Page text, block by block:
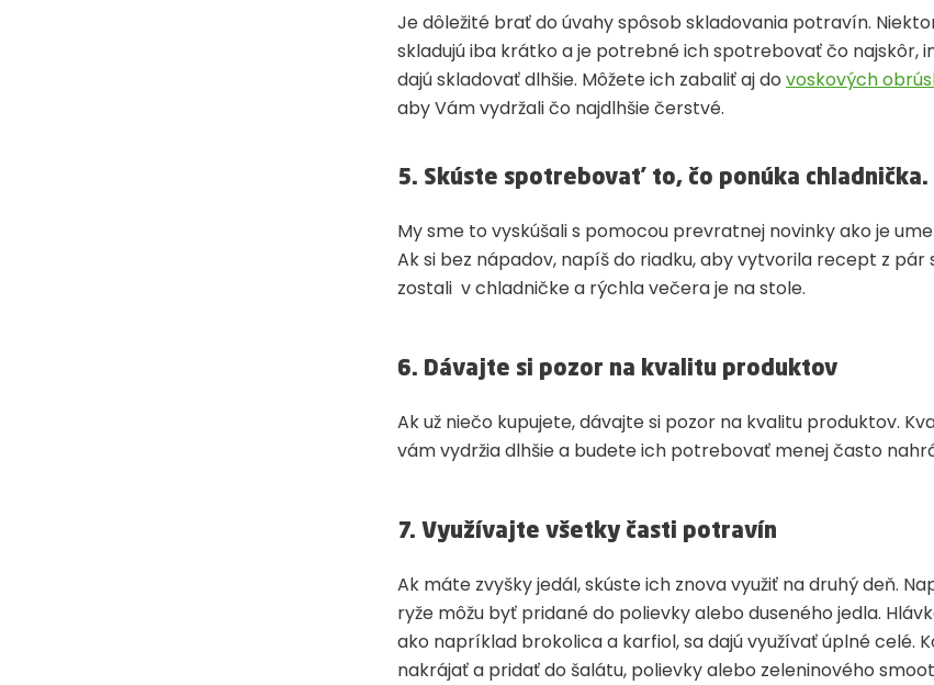
Je dôležité brať do úvahy spôsob skladovania potravín.
skladujú iba krátko a je potrebné ich spotrebovať čo najskôr,
dajú skladovať dlhšie. Môžete ich zabaliť aj do voskových
aby Vám vydržali čo najdlhšie čerstvé.
5. Skúste spotrebovať to, čo ponúka chladnička.
My sme to vyskúšali s pomocou prevratnej novinky ako je
Ak si bez nápadov, napíš do riadku, aby vytvorila recept z pár
zostali v chladničke a rýchla večera je na stole.
6. Dávajte si pozor na kvalitu produktov
Ak už niečo kupujete, dávajte si pozor na kvalitu produktov.
vám vydržia dlhšie a budete ich potrebovať menej často
7. Využívajte všetky časti potravín
Ak máte zvyšky jedál, skúste ich znova využiť na druhý deň.
ryže môžu byť pridané do polievky alebo duseného jedla.
ako napríklad brokolica a karfiol, sa dajú využívať úplné celé.
nakrájať a pridať do šalátu, polievky alebo zeleninového